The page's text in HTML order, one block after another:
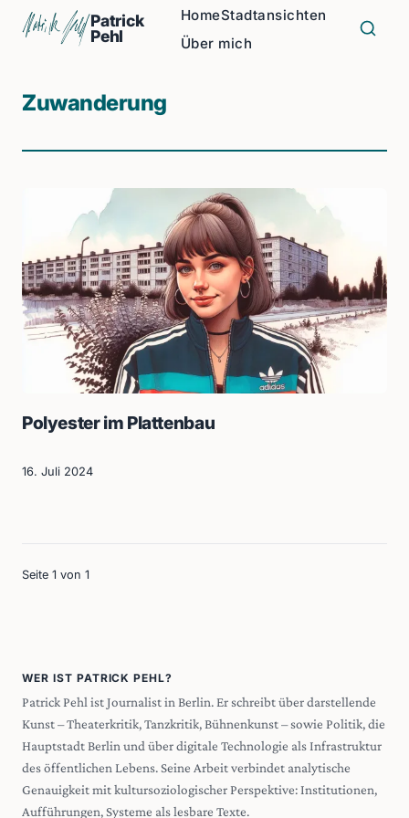
Patrick
Pehl
HomeStadtansichten
Über mich
Zuwanderung
Polyester im Plattenbau
16. Juli 2024
Seite 1 von 1
WER IST PATRICK PEHL?
Patrick Pehl ist Journalist in Berlin. Er schreibt über darstellende
Kunst – Theaterkritik, Tanzkritik, Bühnenkunst – sowie Politik, die
Hauptstadt Berlin und über digitale Technologie als Infrastruktur
des öffentlichen Lebens. Seine Arbeit verbindet analytische
Genauigkeit mit kultursoziologischer Perspektive: Institutionen,
Aufführungen, Systeme als lesbare Texte.